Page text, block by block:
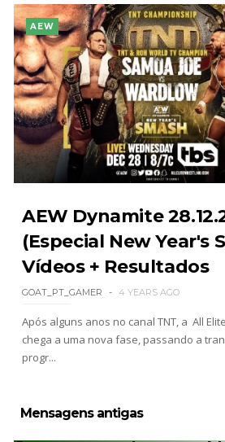
AEW
AEW Dynamite
(Especial New Year's
Vídeos + Resultados
GOAT_PT_GAMER 4 YEARS AGO
Após alguns anos no canal TNT, a All
chega a uma nova fase, passando a
progr...
Mensagens antigas